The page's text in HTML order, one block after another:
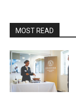
MOST READ